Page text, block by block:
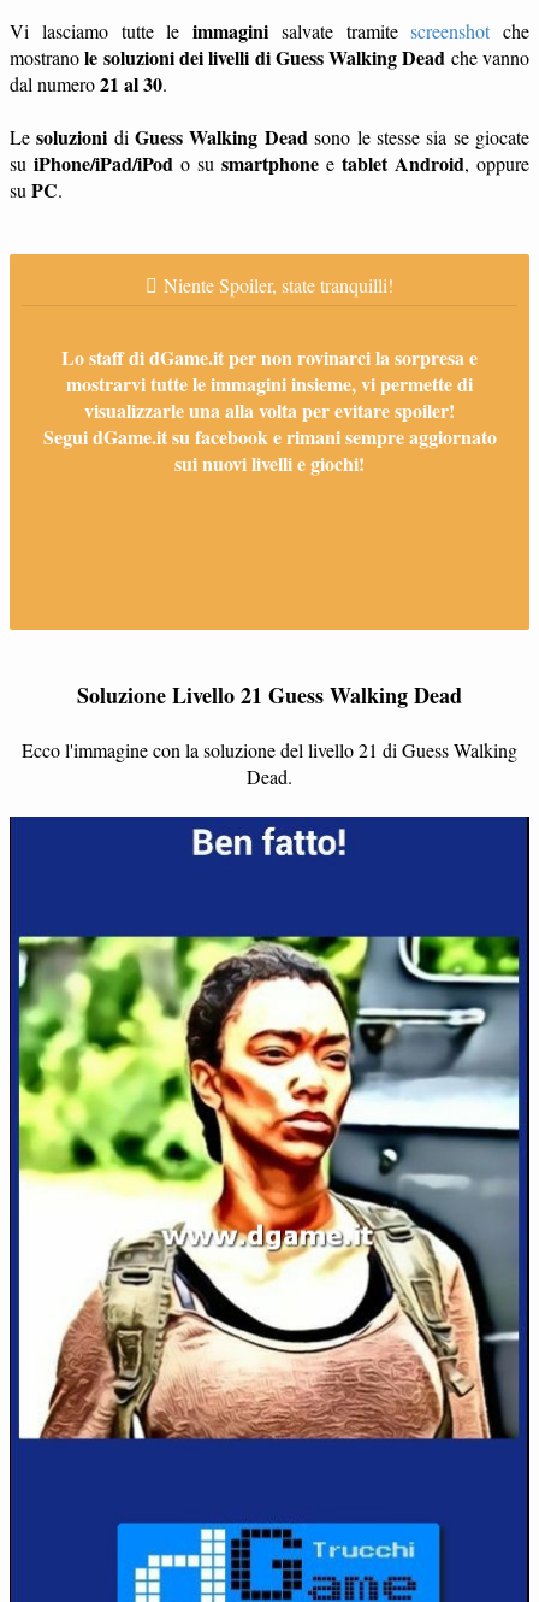
Vi lasciamo tutte le immagini salvate tramitescreenshot che
mostranole soluzioni dei livelli di Guess Walking Dead che vanno
dal numero21 al 30.
Lesoluzioni diGuess Walking Dead sono le stesse sia se giocate
su iPhone/iPad/iPod o su smartphone e tablet Android, oppure
su PC.
Niente Spoiler, state tranquilli!
Lo staff di dGame.it per non rovinarci la sorpresa e
mostrarvi tutte le immagini insieme, vi permette di
visualizzarle una alla volta per evitare spoiler!
Segui dGame.it su facebook e rimani sempre aggiornato
sui nuovi livelli e giochi!
Soluzione Livello 21 Guess Walking Dead
Ecco l'immagine con la soluzione del livello 21 di Guess Walking
Dead.